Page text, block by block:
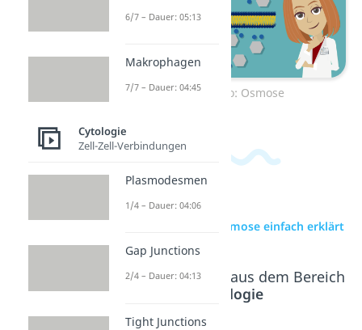
Zum Video: Osmose
zur Videoseite: Osmose einfach erklärt
Beliebte Inhalte aus dem Bereich
Cytologie
6/7 – Dauer: 05:13
Makrophagen
7/7 – Dauer: 04:45
Cytologie
Zell-Zell-Verbindungen
Plasmodesmen
1/4 – Dauer: 04:06
Gap Junctions
2/4 – Dauer: 04:13
Tight Junctions